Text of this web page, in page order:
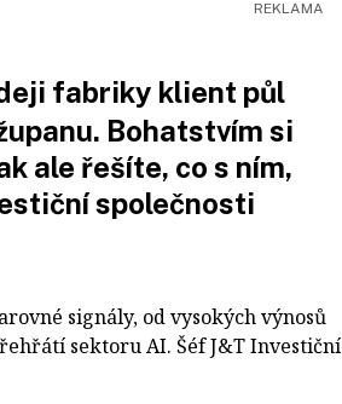
fabriky klient půl
Bohatstvím si
ale řešíte, co s ním,
společnosti
signály, od vysokých výnosů
sektoru AI. Šéf J&T Investiční